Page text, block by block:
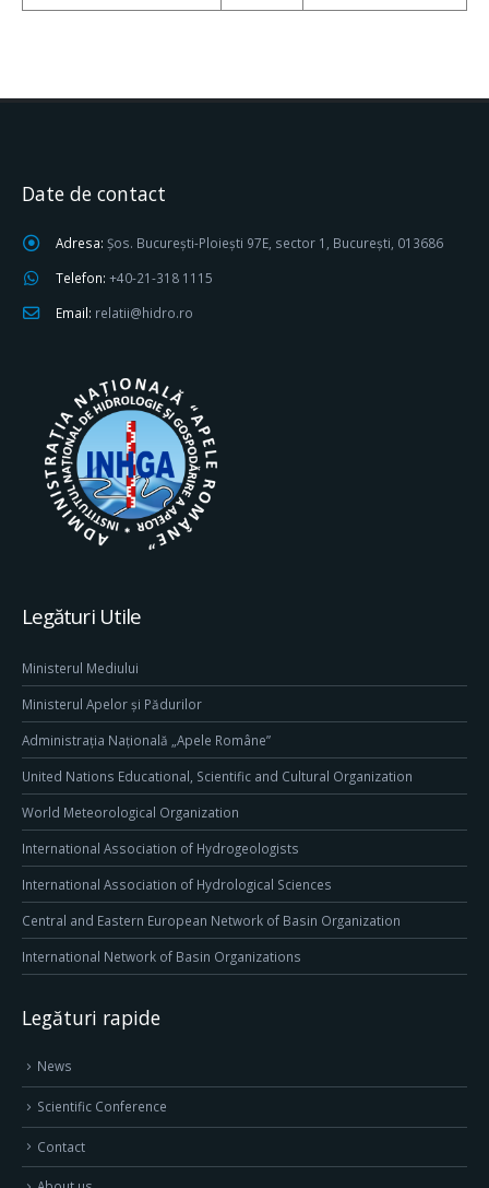
Date de contact
Adresa: Șos. București-Ploiești 97E, sector 1, București, 013686
Telefon: +40-21-318 1115
Email: relatii@hidro.ro
Legături Utile
Ministerul Mediului
Ministerul Apelor și Pădurilor
Administrația Națională „Apele Române”
United Nations Educational, Scientific and Cultural Organization
World Meteorological Organization
International Association of Hydrogeologists
International Association of Hydrological Sciences
Central and Eastern European Network of Basin Organization
International Network of Basin Organizations
Legături rapide
News
Scientific Conference
Contact